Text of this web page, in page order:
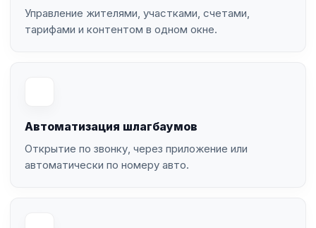
Управление жителями, участками, счетами,
тарифами и контентом в одном окне.
Автоматизация шлагбаумов
Открытие по звонку, через приложение или
автоматически по номеру авто.